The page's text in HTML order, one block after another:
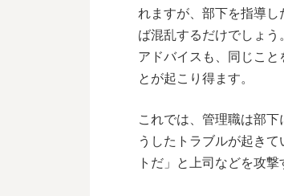
れますが、部下を指導
ば混乱するだけでしょ
アドバイスも、同じこ
とが起こり得ます。
これでは、管理職は部
うしたトラブルが起き
トだ」と上司などを攻撃